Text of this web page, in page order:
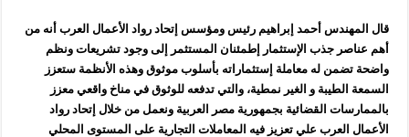
الإعلام
في
دفع
عجلة
التنمية
وجذب
الإستثمار
مغلقة
قال المهندس أحمد إبراهيم رئيس ومؤسس إتحاد رواد الأعمال العرب أنه من
أهم عناصر جذب الإستثمار إطمئنان المستثمر إلى وجود تشريعات ونظم
واضحة تضمن له معاملة إستثماراته بأسلوب موثوق وهذه الأنظمة ستعزز
السمعة الطيبة و الغير نمطية، والتي تدفعه للوثوق في مناخ واقعي معزز
بالممارسات القضائية بجمهورية مصر العربية ونعمل من خلال إتحاد رواد
الأعمال العرب علي تعزيز فيه المعاملات التجارية على المستوى المحلي